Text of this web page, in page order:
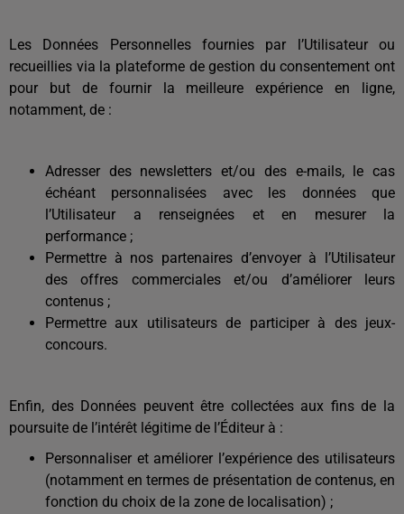
Les Données Personnelles fournies par l’Utilisateur ou
recueillies via la plateforme de gestion du consentement ont
pour but de fournir la meilleure expérience en ligne,
notamment, de :
Adresser des newsletters et/ou des e-mails, le cas
échéant personnalisées avec les données que
l’Utilisateur a renseignées et en mesurer la
performance ;
Permettre à nos partenaires d’envoyer à l’Utilisateur
des offres commerciales et/ou d’améliorer leurs
contenus ;
Permettre aux utilisateurs de participer à des jeux-
concours.
Enfin, des Données peuvent être collectées aux fins de la
poursuite de l’intérêt légitime de l’Éditeur à :
Personnaliser et améliorer l’expérience des utilisateurs
(notamment en termes de présentation de contenus, en
fonction du choix de la zone de localisation) ;